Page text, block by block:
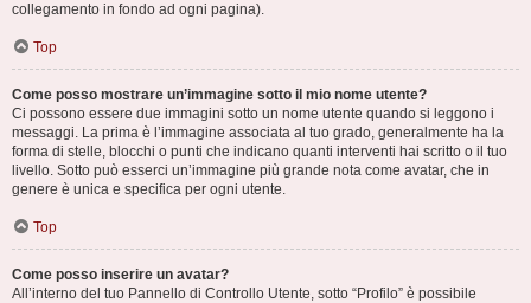
collegamento in fondo ad ogni pagina).
Top
Come posso mostrare un’immagine sotto il mio nome utente?
Ci possono essere due immagini sotto un nome utente quando si leggono i
messaggi. La prima è l’immagine associata al tuo grado, generalmente ha la
forma di stelle, blocchi o punti che indicano quanti interventi hai scritto o il tuo
livello. Sotto può esserci un’immagine più grande nota come avatar, che in
genere è unica e specifica per ogni utente.
Top
Come posso inserire un avatar?
All’interno del tuo Pannello di Controllo Utente, sotto “Profilo” è possibile